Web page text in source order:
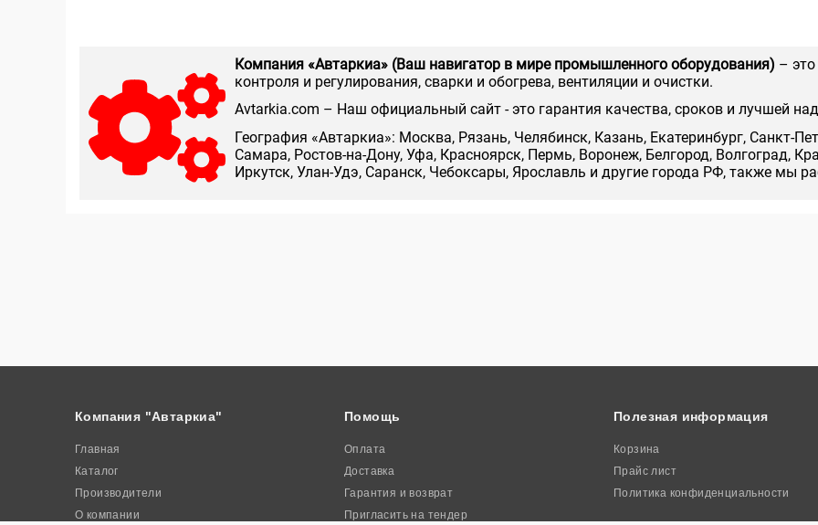
Компания «Автаркиа» (Ваш навигатор в мире промышленного оборудования) –
контроля и регулирования, сварки и обогрева, вентиляции и очистки.
Аvtarkia.com – Наш официальный сайт - это гарантия качества, сроков и лучшей
География «Автаркиа»: Москва, Рязань, Челябинск, Казань, Екатеринбург, Санкт-
Самара, Ростов-на-Дону, Уфа, Красноярск, Пермь, Воронеж, Белгород, Волгоград,
Иркутск, Улан-Удэ, Саранск, Чебоксары, Ярославль и другие города РФ, также мы
Компания "Автаркиа"
Главная
Каталог
Производители
О компании
Помощь
Оплата
Доставка
Гарантия и возврат
Пригласить на тендер
Полезная информация
Корзина
Прайс лист
Политика конфиденциальности